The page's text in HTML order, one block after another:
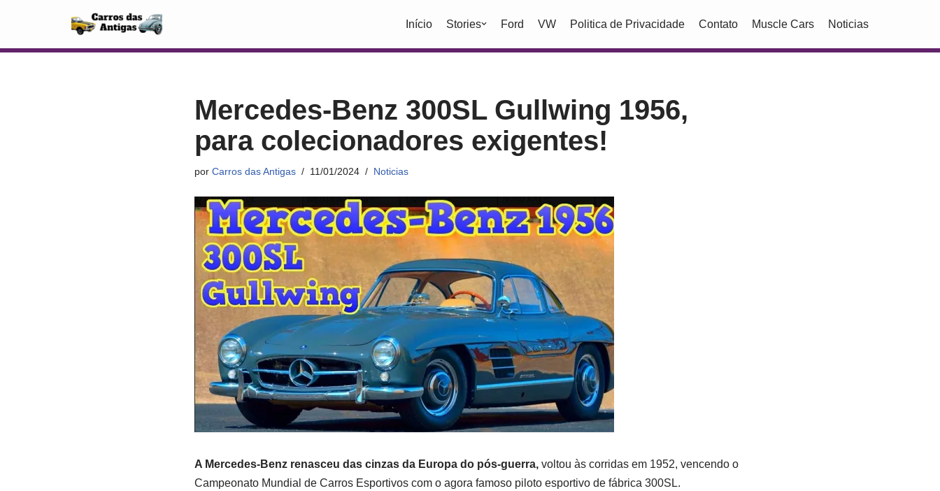
Início Stories Ford VW Politica de Privacidade Contato Muscle Cars Noticias
Mercedes-Benz 300SL Gullwing 1956,
para colecionadores exigentes!
por Carros das Antigas 11/01/2024 Noticias
A Mercedes-Benz renasceu das cinzas da Europa do pós-guerra,voltou às corridas em 1952, vencendo o
Campeonato Mundial de Carros Esportivos com o agora famoso piloto esportivo de fábrica 300SL.